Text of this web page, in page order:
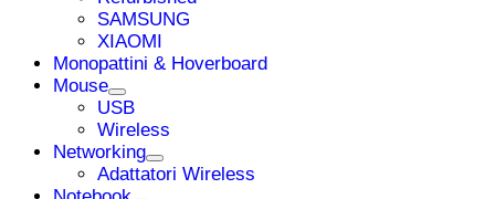
SAMSUNG
XIAOMI
Monopattini & Hoverboard
Mouse
USB
Wireless
Networking
Adattatori Wireless